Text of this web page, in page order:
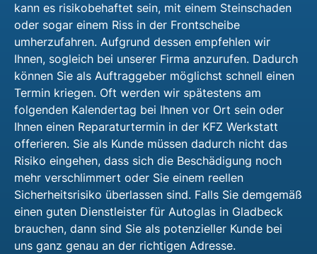
kann es risikobehaftet sein, mit einem Steinschaden
oder sogar einem Riss in der Frontscheibe
umherzufahren. Aufgrund dessen empfehlen wir
Ihnen, sogleich bei unserer Firma anzurufen. Dadurch
können Sie als Auftraggeber möglichst schnell einen
Termin kriegen. Oft werden wir spätestens am
folgenden Kalendertag bei Ihnen vor Ort sein oder
Ihnen einen Reparaturtermin in der KFZ Werkstatt
offerieren. Sie als Kunde müssen dadurch nicht das
Risiko eingehen, dass sich die Beschädigung noch
mehr verschlimmert oder Sie einem reellen
Sicherheitsrisiko überlassen sind. Falls Sie demgemäß
einen guten Dienstleister für Autoglas in Gladbeck
brauchen, dann sind Sie als potenzieller Kunde bei
uns ganz genau an der richtigen Adresse.